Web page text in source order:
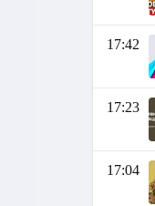
17:42
17:23
17:04